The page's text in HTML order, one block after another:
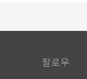
팔로우